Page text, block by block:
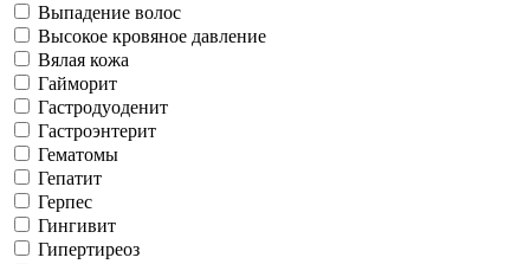
Выпадение волос
Высокое кровяное давление
Вялая кожа
Гайморит
Гастродуоденит
Гастроэнтерит
Гематомы
Гепатит
Герпес
Гингивит
Гипертиреоз